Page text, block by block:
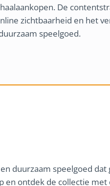
De
zichtbaarheid en het
speelgoed.
duurzaam speelgoed dat
en ontdek de collectie met